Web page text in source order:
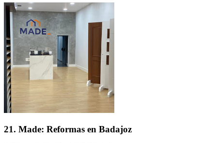
21. Made: Reformas en Badajoz